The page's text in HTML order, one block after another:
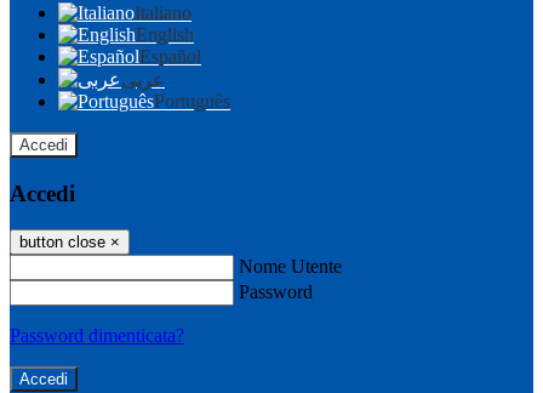
Italiano
English
Español
عربى
Português
Accedi
Accedi
button close ×
Nome Utente
Password
Password dimenticata?